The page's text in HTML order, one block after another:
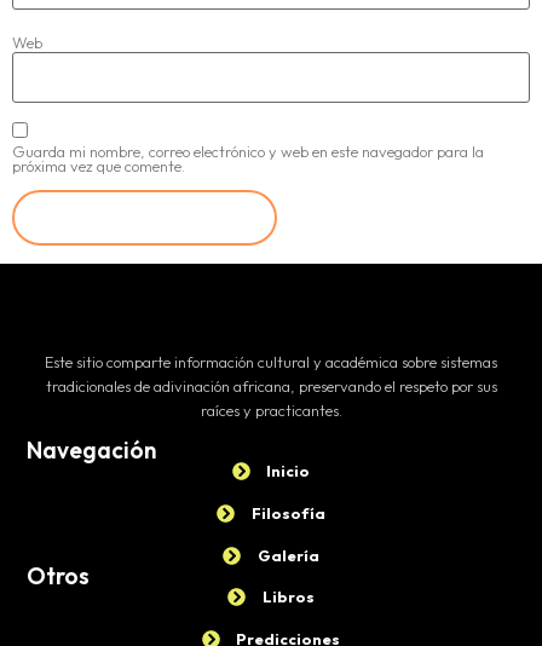
Web
Guarda mi nombre, correo electrónico y web en este navegador para la
próxima vez que comente.
Este sitio comparte información cultural y académica sobre sistemas
tradicionales de adivinación africana, preservando el respeto por sus
raíces y practicantes.
Navegación
Inicio
Filosofía
Galería
Otros
Libros
Predicciones